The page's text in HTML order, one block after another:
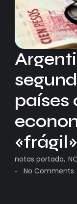
países
«frágil»
notas portada,
- No Comments